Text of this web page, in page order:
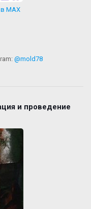
MAX
@mold78
и проведение